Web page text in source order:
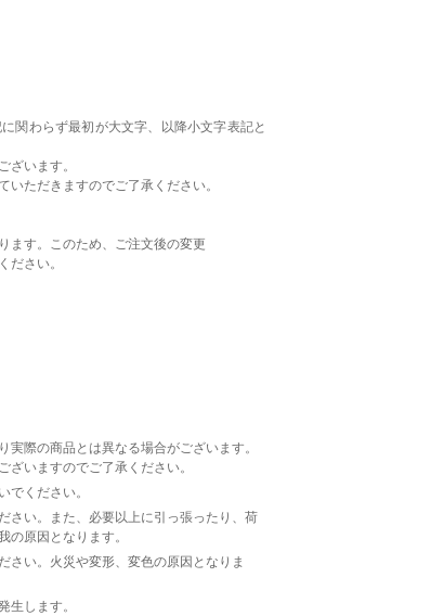
関わらず最初が大文字、以降小文字表記と
います。
ただきますのでご了承ください。
ます。このため、ご注文後の変更
さい。
際の商品とは異なる場合がございます。
いますのでご了承ください。
ください。
さい。また、必要以上に引っ張ったり、荷
原因となります。
さい。火災や変形、変色の原因となりま
します。